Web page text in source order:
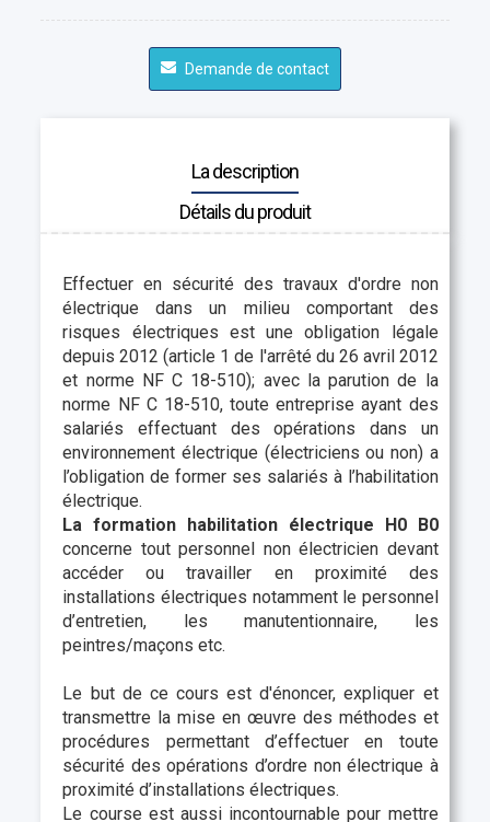
Demande de contact
La description
Détails du produit
Effectuer en sécurité des travaux d'ordre non
électrique dans un milieu comportant des
risques électriques est une obligation légale
depuis 2012 (article 1 de l'arrêté du 26 avril 2012
et norme NF C 18-510); avec la parution de la
norme NF C 18-510, toute entreprise ayant des
salariés effectuant des opérations dans un
environnement électrique (électriciens ou non) a
l’obligation de former ses salariés à l’habilitation
électrique.
La formation habilitation électrique H0 B0
concerne tout personnel non électricien devant
accéder ou travailler en proximité des
installations électriques notamment le personnel
d’entretien, les manutentionnaire, les
peintres/maçons etc.
Le but de ce cours est d'énoncer, expliquer et
transmettre la mise en œuvre des méthodes et
procédures permettant d’effectuer en toute
sécurité des opérations d’ordre non électrique à
proximité d’installations électriques.
Le course est aussi incontournable pour mettre